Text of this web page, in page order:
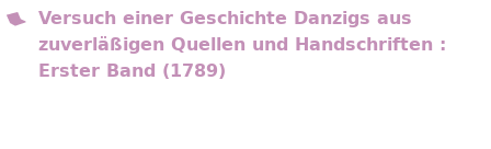
Versuch einer Geschichte Danzigs aus
zuverläßigen Quellen und Handschriften :
Erster Band (1789)